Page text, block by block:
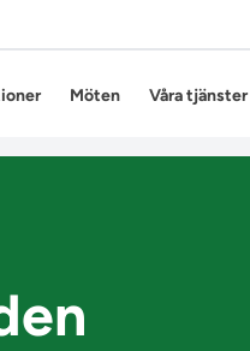
Möten Våra tjänster